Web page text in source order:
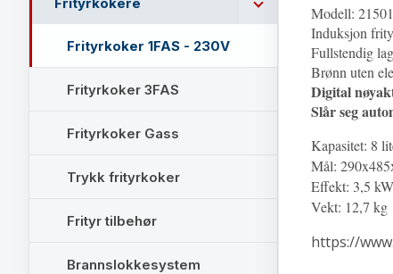
Frityrkoker 1FAS - 230V
Frityrkoker 3FAS
Frityrkoker Gass
Trykk frityrkoker
Frityr tilbehør
Brannslokkesystem
Modell:
Induksjon
Fullstendig
Brønn uten
Digital
Slår seg
Kapasitet: 8
Mål:
Effekt: 3,5
Vekt: 12,7 kg
https://